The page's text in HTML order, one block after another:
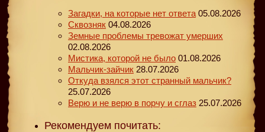
Загадки, на которые нет ответа 05.08.2026
Сквозняк 04.08.2026
Земные проблемы тревожат умерших
02.08.2026
Мистика, которой не было 01.08.2026
Мальчик-зайчик 28.07.2026
Откуда взялся этот странный мальчик?
25.07.2026
Верю и не верю в порчу и сглаз 25.07.2026
Рекомендуем почитать: